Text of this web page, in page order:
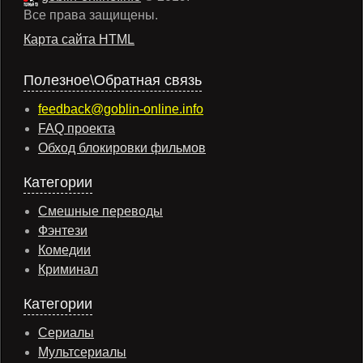
Все права защищены.
Карта сайта HTML
Полезное\Обратная связь
feedback@goblin-online.info
FAQ проекта
Обход блокировки фильмов
Категории
Смешные переводы
Фэнтези
Комедии
Криминал
Категории
Сериалы
Мультсериалы